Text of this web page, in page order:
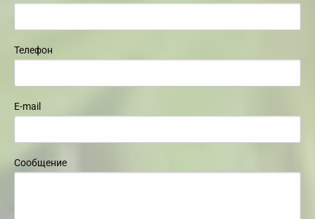
Телефон
E-mail
Сообщение